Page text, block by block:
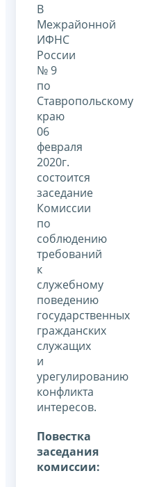
В
Межрайонной
ИФНС
России
№ 9
по
Ставропольскому
краю
06
февраля
2020г.
состоится
заседание
Комиссии
по
соблюдению
требований
к
служебному
поведению
государственных
гражданских
служащих
и
урегулированию
конфликта
интересов.
Повестка
заседания
комиссии: